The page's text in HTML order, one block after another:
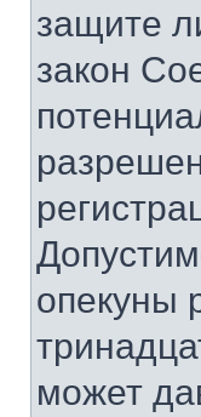
защите
закон
опекуны
может